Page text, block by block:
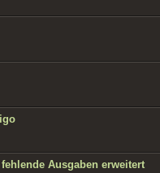
Ausgaben erweitert